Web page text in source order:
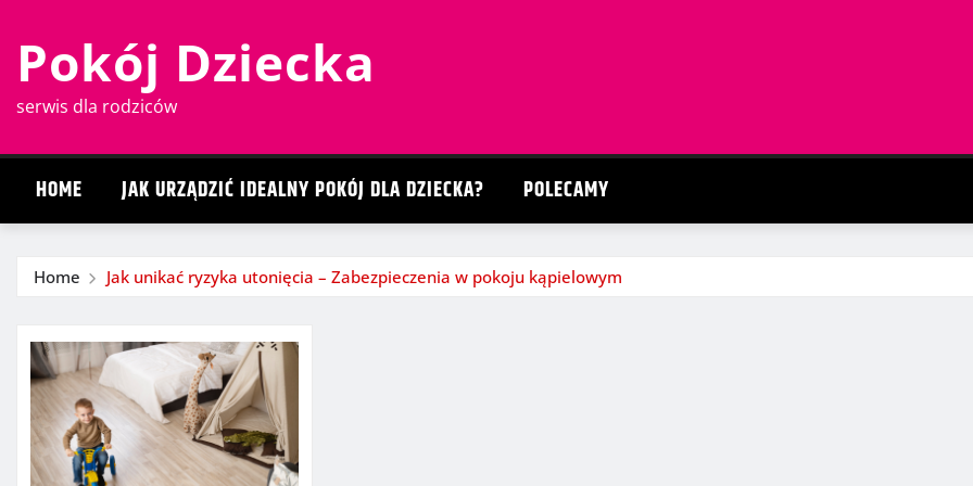
content
Pokój Dziecka
serwis dla rodziców
HOME JAK URZĄDZIĆ IDEALNY POKÓJ DLA DZIECKA? POLECAMY
Home Jak unikać ryzyka utonięcia – Zabezpieczenia w pokoju kąpielowym